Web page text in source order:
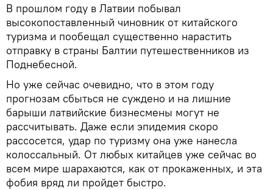
В прошлом году в Латвии побывал
высокопоставленный чиновник от китайского
туризма и пообещал существенно нарастить
отправку в страны Балтии путешественников из
Поднебесной.
Но уже сейчас очевидно, что в этом году
прогнозам сбыться не суждено и на лишние
барыши латвийские бизнесмены могут не
рассчитывать. Даже если эпидемия скоро
рассосется, удар по туризму она уже нанесла
колоссальный. От любых китайцев уже сейчас во
всем мире шарахаются, как от прокаженных, и эта
фобия вряд ли пройдет быстро.